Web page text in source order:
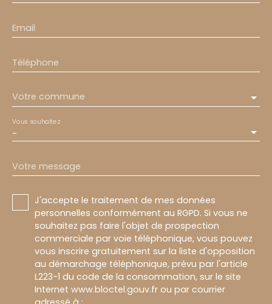
Email
Téléphone
Votre commune
-
Vous souhaitez
Votre message
J'accepte le traitement de mes données
personnelles conformément au RGPD. Si vous ne
souhaitez pas faire l'objet de prospection
commerciale par voie téléphonique, vous pouvez
vous inscrire gratuitement sur la liste d'opposition
au démarchage téléphonique, prévu par l'article
L223-1 du code de la consommation, sur le site
Internet www.bloctel.gouv.fr ou par courrier